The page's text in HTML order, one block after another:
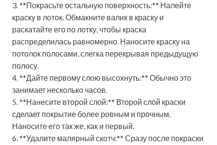
3. **Покрасьте остальную поверхность:** Налейте
краску в лоток. Обмакните валик в краску и
раскатайте его по лотку, чтобы краска
распределилась равномерно. Наносите краску на
потолок полосами, слегка перекрывая предыдущую
полосу.
4. **Дайте первому слою высохнуть:** Обычно это
занимает несколько часов.
5. **Нанесите второй слой:** Второй слой краски
сделает покрытие более ровным и прочным.
Наносите его так же, как и первый.
6. **Удалите малярный скотч:** Сразу после покраски